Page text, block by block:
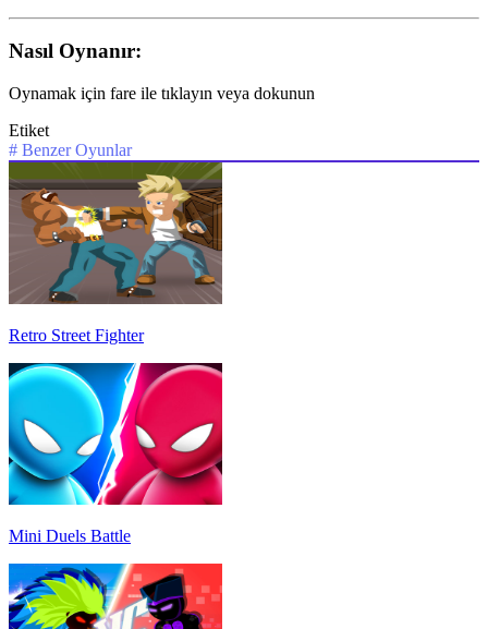
Nasıl Oynanır:
Oynamak için fare ile tıklayın veya dokunun
Etiket
# Benzer Oyunlar
Retro Street Fighter
Mini Duels Battle